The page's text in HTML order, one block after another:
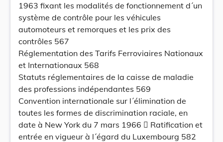
1963 fixant les modalités de fonctionnement d´un
système de contrôle pour les véhicules
automoteurs et remorques et les prix des
contrôles 567
Réglementation des Tarifs Ferroviaires Nationaux
et Internationaux 568
Statuts réglementaires de la caisse de maladie
des professions indépendantes 569
Convention internationale sur l´élimination de
toutes les formes de discrimination raciale, en
date à New York du 7 mars 1966  Ratification et
entrée en vigueur à l´égard du Luxembourg 582